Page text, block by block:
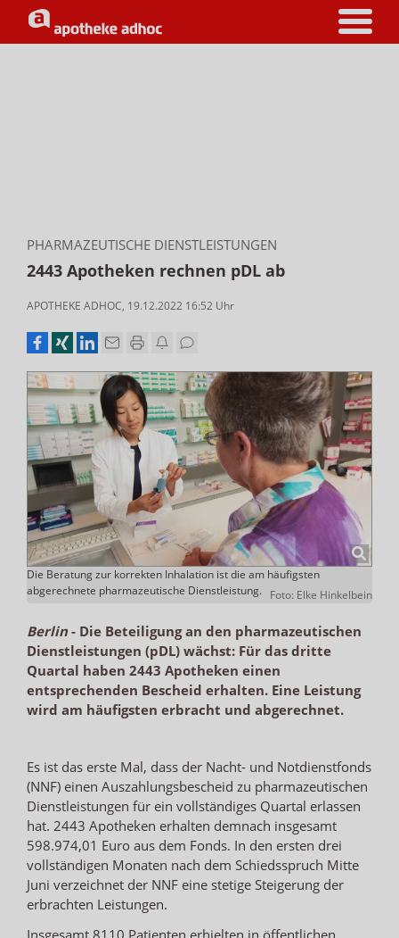
PHARMAZEUTISCHE DIENSTLEISTUNGEN
2443 Apotheken rechnen pDL ab
APOTHEKE ADHOC, 19.12.2022 16:52 Uhr
Die Beratung zur korrekten Inhalation ist die am häufigsten
abgerechnete pharmazeutische Dienstleistung. Foto: Elke Hinkelbein
Berlin- Die Beteiligung an den pharmazeutischen
Dienstleistungen (pDL) wächst: Für das dritte
Quartal haben 2443 Apotheken einen
entsprechenden Bescheid erhalten. Eine Leistung
wird am häufigsten erbracht und abgerechnet.
Es ist das erste Mal, dass der Nacht- und Notdienstfonds
(NNF) einen Auszahlungsbescheid zu pharmazeutischen
Dienstleistungen für ein vollständiges Quartal erlassen
hat. 2443 Apotheken erhalten demnach insgesamt
598.974,01 Euro aus dem Fonds. In den ersten drei
vollständigen Monaten nach dem Schiedsspruch Mitte
Juni verzeichnet der NNF eine stetige Steigerung der
erbrachten Leistungen.
Insgesamt 8110 Patienten erhielten in öffentlichen